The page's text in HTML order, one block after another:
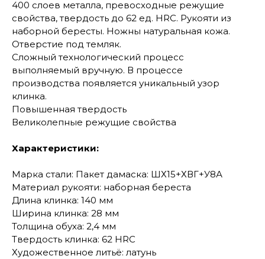
400 слоев металла, превосходные режущие
свойства, твердость до 62 ед. HRC. Рукояти из
наборной бересты. Ножны натуральная кожа.
Отверстие под темляк.
Сложный технологический процесс
выполняемый вручную. В процессе
производства появляется уникальный узор
клинка.
Повышенная твердость
Великолепные режущие свойства
Характеристики:
Марка стали: Пакет дамаска: ШХ15+ХВГ+У8А
Материал рукояти: наборная береста
Длина клинка: 140 мм
Ширина клинка: 28 мм
Толщина обуха: 2,4 мм
Твердость клинка: 62 HRC
Художественное литьё: латунь